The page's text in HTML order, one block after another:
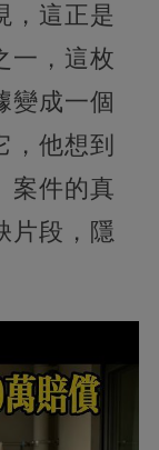
，這正是
一，這枚
變成一個
，他想到
案件的真
片段，隱